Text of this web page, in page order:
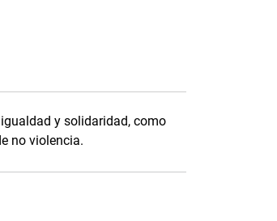
y solidaridad, como
no violencia.